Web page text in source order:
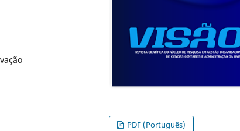
PDF (Português)